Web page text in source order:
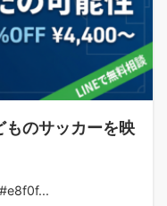
のサッカーを映